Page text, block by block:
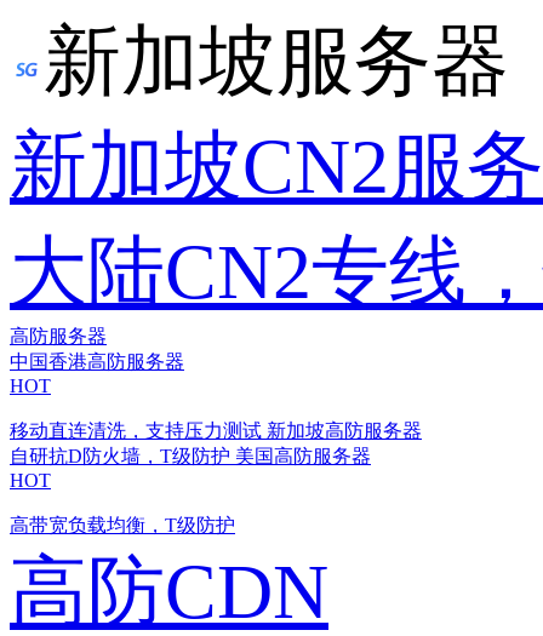
新加坡服务器
新加坡CN2服
大陆CN2专线
高防服务器
中国香港高防服务器
HOT
移动直连清洗，支持压力测试 新加坡高防服务器
自研抗D防火墙，T级防护 美国高防服务器
HOT
高带宽负载均衡，T级防护
高防CDN